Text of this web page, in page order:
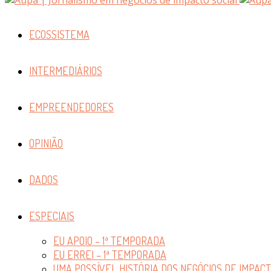
ECOSSISTEMA
INTERMEDIÁRIOS
EMPREENDEDORES
OPINIÃO
DADOS
ESPECIAIS
EU APOIO – 1ª TEMPORADA
EU ERREI – 1ª TEMPORADA